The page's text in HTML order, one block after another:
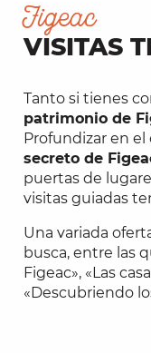
Figeac
VISITAS
Tanto si tienes
patrimonio de
Profundizar en
secreto de
puertas de
visitas guiadas
Una variada
busca, entre las
Figeac», «Las
«Descubriendo